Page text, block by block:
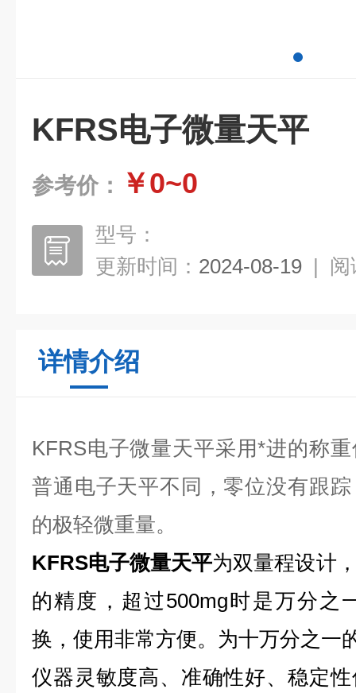
KFRS电子微量天平
参考价： ￥0~0
型号：
更新时间： 2024-08-19 | 阅
详情介绍
KFRS电子微量天平采用*进的称
普通电子天平不同，零位没有跟
的极轻微重量。
KFRS电子微量天平为双量程设计
的精度，超过500mg时是万分之
换，使用非常方便。 为十万分之一
仪器灵敏度高、准确性好、稳定